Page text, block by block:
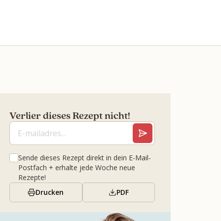
Verlier dieses Rezept nicht!
Sende dieses Rezept direkt in dein E-Mail-
Postfach + erhalte jede Woche neue
Rezepte!
Drucken
PDF